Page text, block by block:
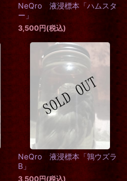
NeQro 液浸標本「ハムスタ
ー」
3,500円(税込)
NeQro 液浸標本「鶉ウズラ
B」
3,500円(税込)